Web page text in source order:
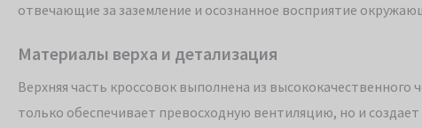
отвечающие за заземление и осознанное восприятие
Материалы верха и детализация
Верхняя часть кроссовок выполнена из
только обеспечивает превосходную вентиляцию, но и